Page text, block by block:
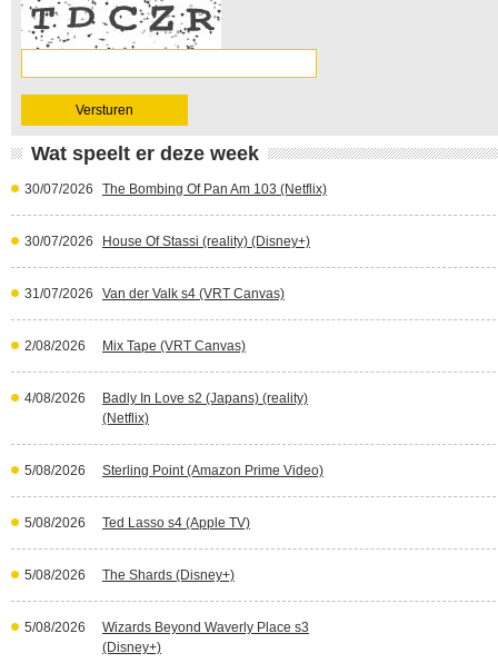
Wat speelt er deze week
30/07/2026 The Bombing Of Pan Am 103 (Netflix)
30/07/2026 House Of Stassi (reality) (Disney+)
31/07/2026 Van der Valk s4 (VRT Canvas)
2/08/2026 Mix Tape (VRT Canvas)
4/08/2026
Badly In Love s2 (Japans) (reality)
(Netflix)
5/08/2026 Sterling Point (Amazon Prime Video)
5/08/2026 Ted Lasso s4 (Apple TV)
5/08/2026 The Shards (Disney+)
5/08/2026
Wizards Beyond Waverly Place s3
(Disney+)